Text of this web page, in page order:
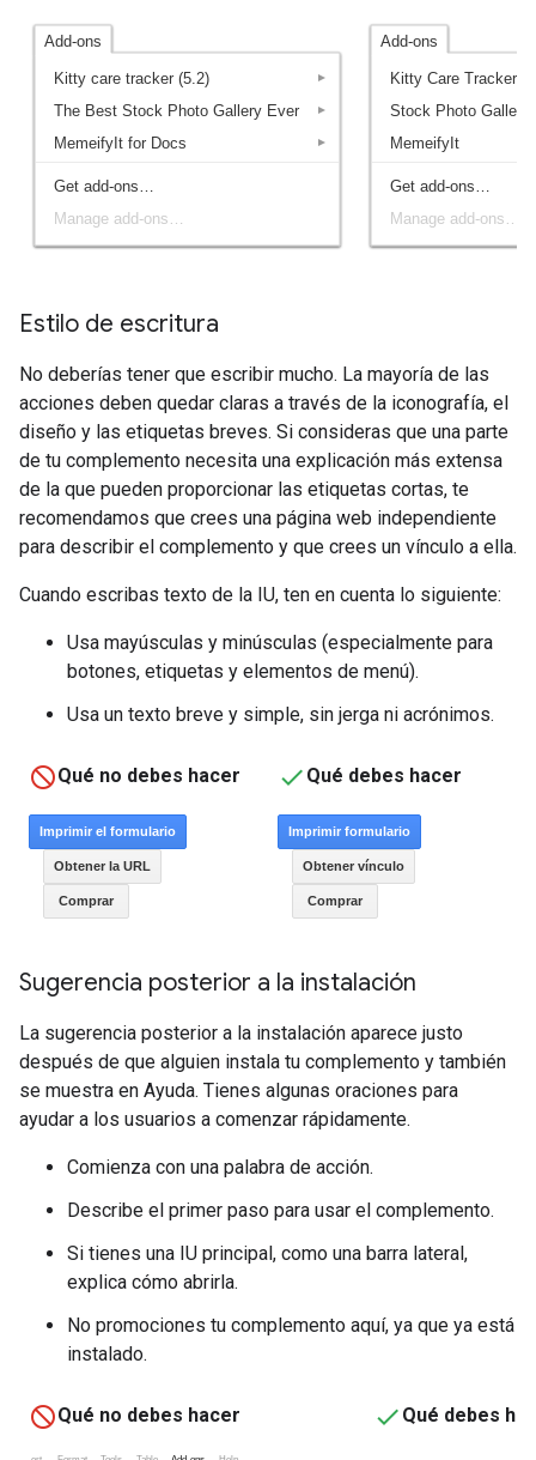
Estilo de escritura
No deberías tener que escribir mucho. La mayoría de las
acciones deben quedar claras a través de la iconografía, el
diseño y las etiquetas breves. Si consideras que una parte
de tu complemento necesita una explicación más extensa
de la que pueden proporcionar las etiquetas cortas, te
recomendamos que crees una página web independiente
para describir el complemento y que crees un vínculo a ella.
Cuando escribas texto de la IU, ten en cuenta lo siguiente:
Usa mayúsculas y minúsculas (especialmente para
botones, etiquetas y elementos de menú).
Usa un texto breve y simple, sin jerga ni acrónimos.
Qué no debes hacer Qué debes hacer
Sugerencia posterior a la instalación
La sugerencia posterior a la instalación aparece justo
después de que alguien instala tu complemento y también
se muestra en Ayuda. Tienes algunas oraciones para
ayudar a los usuarios a comenzar rápidamente.
Comienza con una palabra de acción.
Describe el primer paso para usar el complemento.
Si tienes una IU principal, como una barra lateral,
explica cómo abrirla.
No promociones tu complemento aquí, ya que ya está
instalado.
Qué no debes hacer Qué debes